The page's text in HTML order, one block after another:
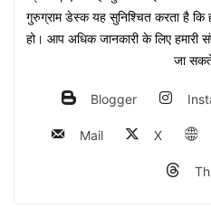
गुरुग्राम डेस्क यह सुनिश्चित करता है
हो। आप अधिक जानकारी के लिए हमारी
जा
Blogger
Mail X